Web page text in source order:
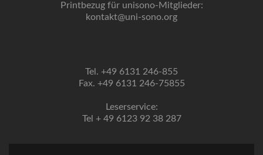
Printbezug für unisono-Mitglieder:
kontakt@uni-sono.org
Tel. +49 6131 246-855
Fax. +49 6131 246-75855
Leserservice:
Tel + 49 6123 92 38 287